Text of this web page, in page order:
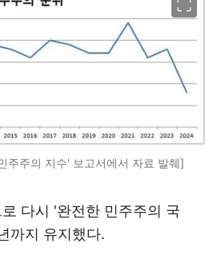
주주의 지수' 보고서에서 자료 발췌]
다시 '완전한 민주주의 국
까지 유지했다.